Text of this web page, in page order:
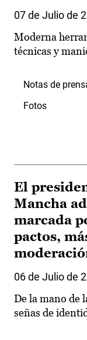
07 de Julio de
Moderna
técnicas y
Notas de
Fotos
El
Mancha
marcada
pactos,
06 de Julio de
De la mano de
señas de